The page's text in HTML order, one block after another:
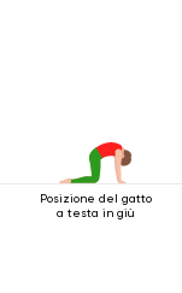
Posizione del gatto
a testa in giù